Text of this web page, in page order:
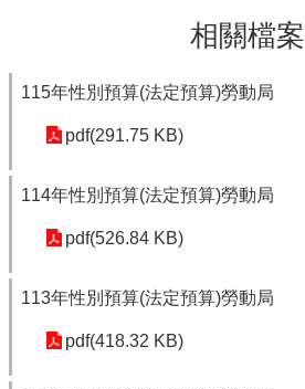
相關檔案
115年性別預算(法定預算)勞動局
pdf(291.75 KB)
114年性別預算(法定預算)勞動局
pdf(526.84 KB)
113年性別預算(法定預算)勞動局
pdf(418.32 KB)